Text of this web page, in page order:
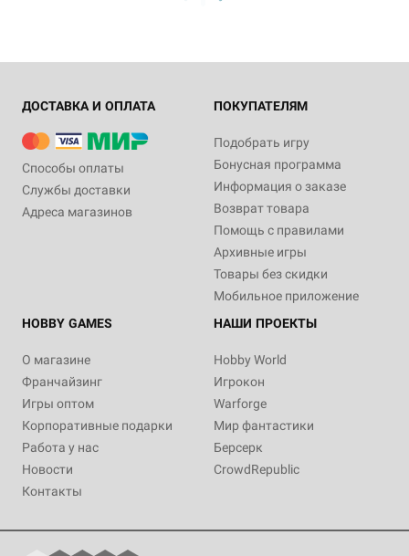
ДОСТАВКА И ОПЛАТА
Способы оплаты
Службы доставки
Адреса магазинов
ПОКУПАТЕЛЯМ
Подобрать игру
Бонусная программа
Информация о заказе
Возврат товара
Помощь с правилами
Архивные игры
Товары без скидки
Мобильное приложение
HOBBY GAMES
О магазине
Франчайзинг
Игры оптом
Корпоративные подарки
Работа у нас
Новости
Контакты
НАШИ ПРОЕКТЫ
Hobby World
Игрокон
Warforge
Мир фантастики
Берсерк
CrowdRepublic